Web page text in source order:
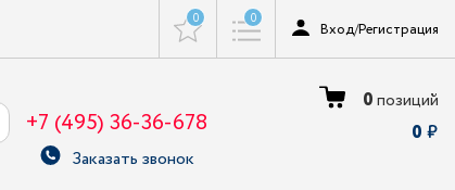
0 0
Вход/Регистрация
+7 (495) 36-36-678
Заказать звонок
0позиций
0